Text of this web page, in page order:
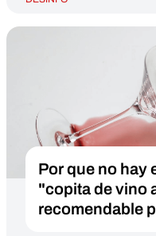
Por que no hay
"copita de vino
recomendable